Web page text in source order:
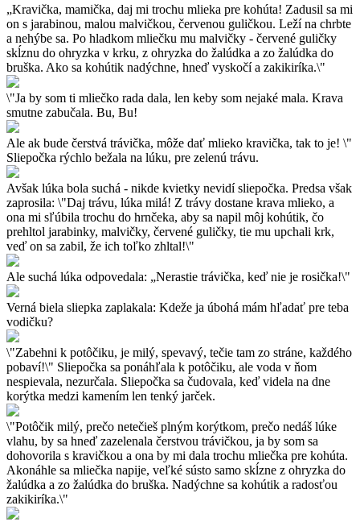
„Kravička, mamička, daj mi trochu mlieka pre kohúta! Zadusil sa mi
on s jarabinou, malou malvičkou, červenou guličkou. Leží na chrbte
a nehýbe sa. Po hladkom mliečku mu malvičky - červené guličky
skĺznu do ohryzka v krku, z ohryzka do žalúdka a zo žalúdka do
bruška. Ako sa kohútik nadýchne, hneď vyskočí a zakikiríka.\"
\"Ja by som ti mliečko rada dala, len keby som nejaké mala. Krava
smutne zabučala. Bu, Bu!
Ale ak bude čerstvá trávička, môže dať mlieko kravička, tak to je! \"
Sliepočka rýchlo bežala na lúku, pre zelenú trávu.
Avšak lúka bola suchá - nikde kvietky nevidí sliepočka. Predsa však
zaprosila: \"Daj trávu, lúka milá! Z trávy dostane krava mlieko, a
ona mi sľúbila trochu do hrnčeka, aby sa napil môj kohútik, čo
prehltol jarabinky, malvičky, červené guličky, tie mu upchali krk,
veď on sa zabil, že ich toľko zhltal!\"
Ale suchá lúka odpovedala: „Nerastie trávička, keď nie je rosička!\"
Verná biela sliepka zaplakala: Kdeže ja úbohá mám hľadať pre teba
vodičku?
\"Zabehni k potôčiku, je milý, spevavý, tečie tam zo stráne, každého
pobaví!\" Sliepočka sa ponáhľala k potôčiku, ale voda v ňom
nespievala, nezurčala. Sliepočka sa čudovala, keď videla na dne
korýtka medzi kamením len tenký jarček.
\"Potôčik milý, prečo netečieš plným korýtkom, prečo nedáš lúke
vlahu, by sa hneď zazelenala čerstvou trávičkou, ja by som sa
dohovorila s kravičkou a ona by mi dala trochu mliečka pre kohúta.
Akonáhle sa mliečka napije, veľké sústo samo skĺzne z ohryzka do
žalúdka a zo žalúdka do bruška. Nadýchne sa kohútik a radosťou
zakikiríka.\"